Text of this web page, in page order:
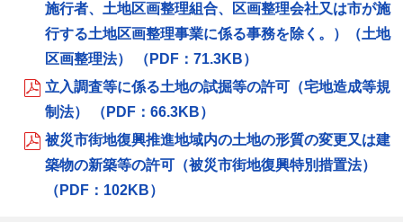
施行者、土地区画整理組合、区画整理会社又は市が施
行する土地区画整理事業に係る事務を除く。）（土地
区画整理法） （PDF：71.3KB）
立入調査等に係る土地の試掘等の許可（宅地造成等規
制法） （PDF：66.3KB）
被災市街地復興推進地域内の土地の形質の変更又は建
築物の新築等の許可（被災市街地復興特別措置法）
（PDF：102KB）